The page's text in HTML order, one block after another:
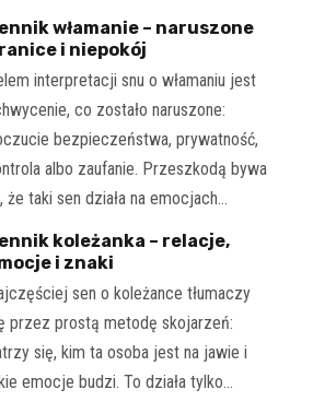
włamanie – naruszone
i niepokój
interpretacji snu o włamaniu jest
co zostało naruszone:
bezpieczeństwa, prywatność,
albo zaufanie. Przeszkodą bywa
że taki sen działa na emocjach…
koleżanka – relacje,
i znaki
sen o koleżance tłumaczy
przez prostą metodę skojarzeń:
się, kim ta osoba jest na jawie i
emocje budzi. To działa tylko…